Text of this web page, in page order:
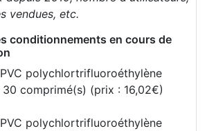
vendues, etc.
conditionnements en cours de
polychlortrifluoroéthylène
comprimé(s) (prix : 16,02€)
polychlortrifluoroéthylène